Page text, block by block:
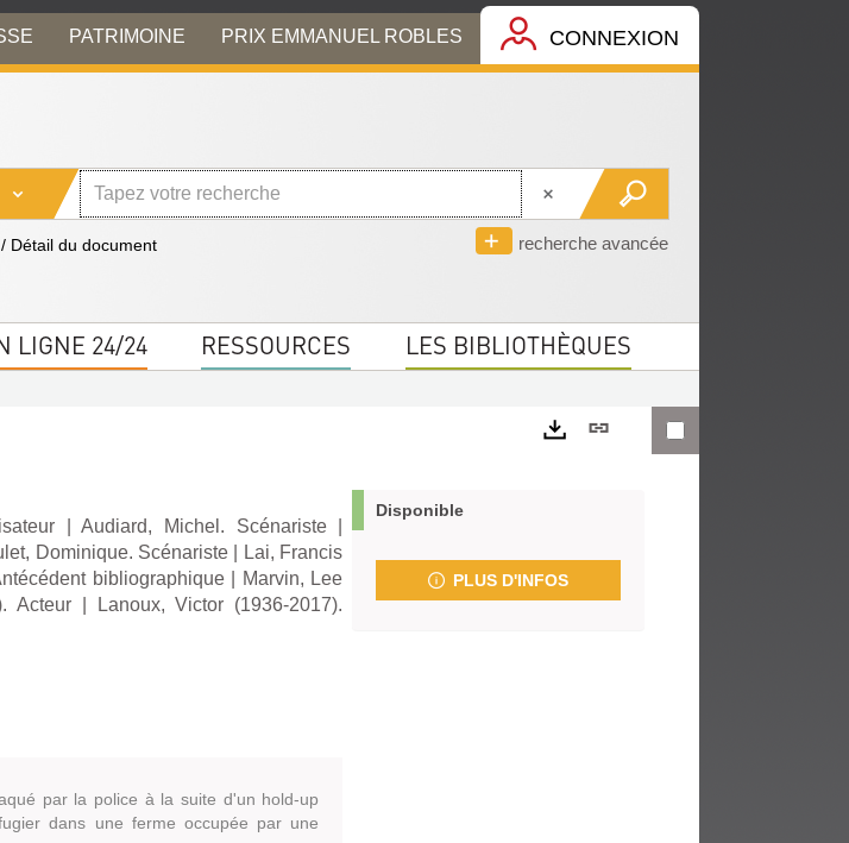
PATRIMOINE PRIX EMMANUEL ROBLES CONNEXION
recherche avancée
/ Détail du document
LIGNE 24/24 RESSOURCES LES BIBLIOTHÈQUES
|Audiard, Michel. Scénariste|
Dominique. Scénariste
Lai, Francis
bibliographique|
Marvin, Lee
Acteur
Lanoux, Victor (1936-2017).
par la police à la suite d'un hold-up
dans une ferme occupée par une
Lien
Disponible
PLUS D'INFOS